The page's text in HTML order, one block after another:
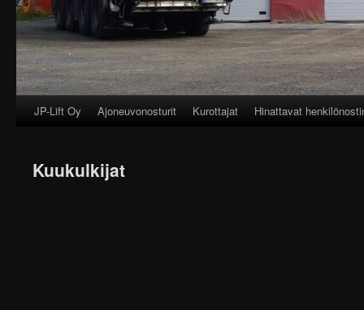
Skip
content
JP-Lift Oy Ajoneuvonosturit Kurottajat Hinattavat
Kuukulkijat